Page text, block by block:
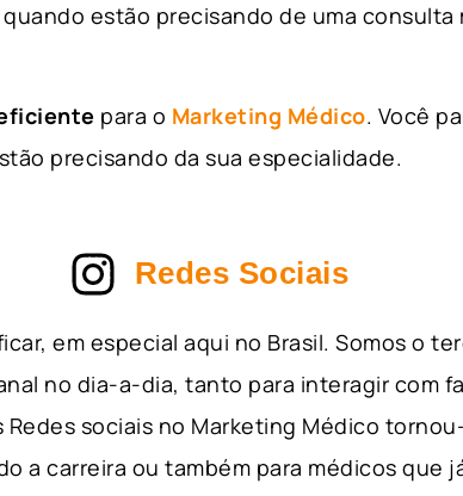
estão precisando de uma consulta
para o Marketing Médico. Você
precisando da sua especialidade.
Redes Sociais
em especial aqui no Brasil. Somos o
no dia-a-dia, tanto para interagir com
Redes sociais no Marketing Médico
a carreira ou também para médicos que